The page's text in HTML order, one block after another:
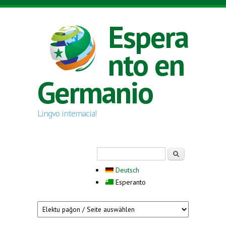
Skip to main content
Espera
nto en
Germanio
Lingvo internacia!
Deutsch
Esperanto